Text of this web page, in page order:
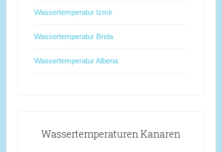
Wassertemperatur Izmir
Wassertemperatur Brela
Wassertemperatur Albena
Wassertemperaturen Kanaren